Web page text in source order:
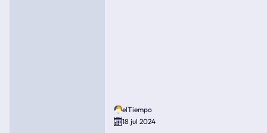
elTiempo
18 jul 2024